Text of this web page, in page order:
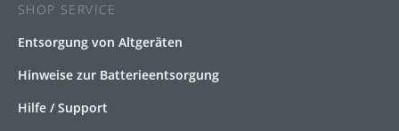
SHOP SERVICE
Entsorgung von Altgeräten
Hinweise zur Batterieentsorgung
Hilfe / Support